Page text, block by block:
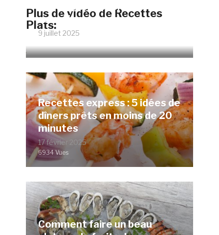
Plus de vidéo de Recettes
Plats:
Faire un œuf poché parfait
sans vinaigre
9 juillet 2025
Recettes express : 5 idées de
dîners prêts en moins de 20
minutes
17 février 2025
6934 Vues
Comment faire un beau